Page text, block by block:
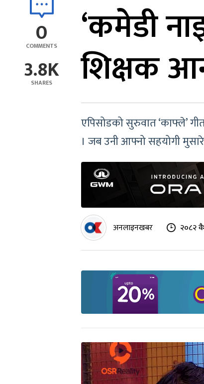
0
COMMENTS
3.8K
SHARES
‘कमेडी
शिक्षक
एपिसोडको सुरुवात ‘काफ्ले’
। जब उनी आफ्नो सहयोगी
अनलाइनखबर २०८२